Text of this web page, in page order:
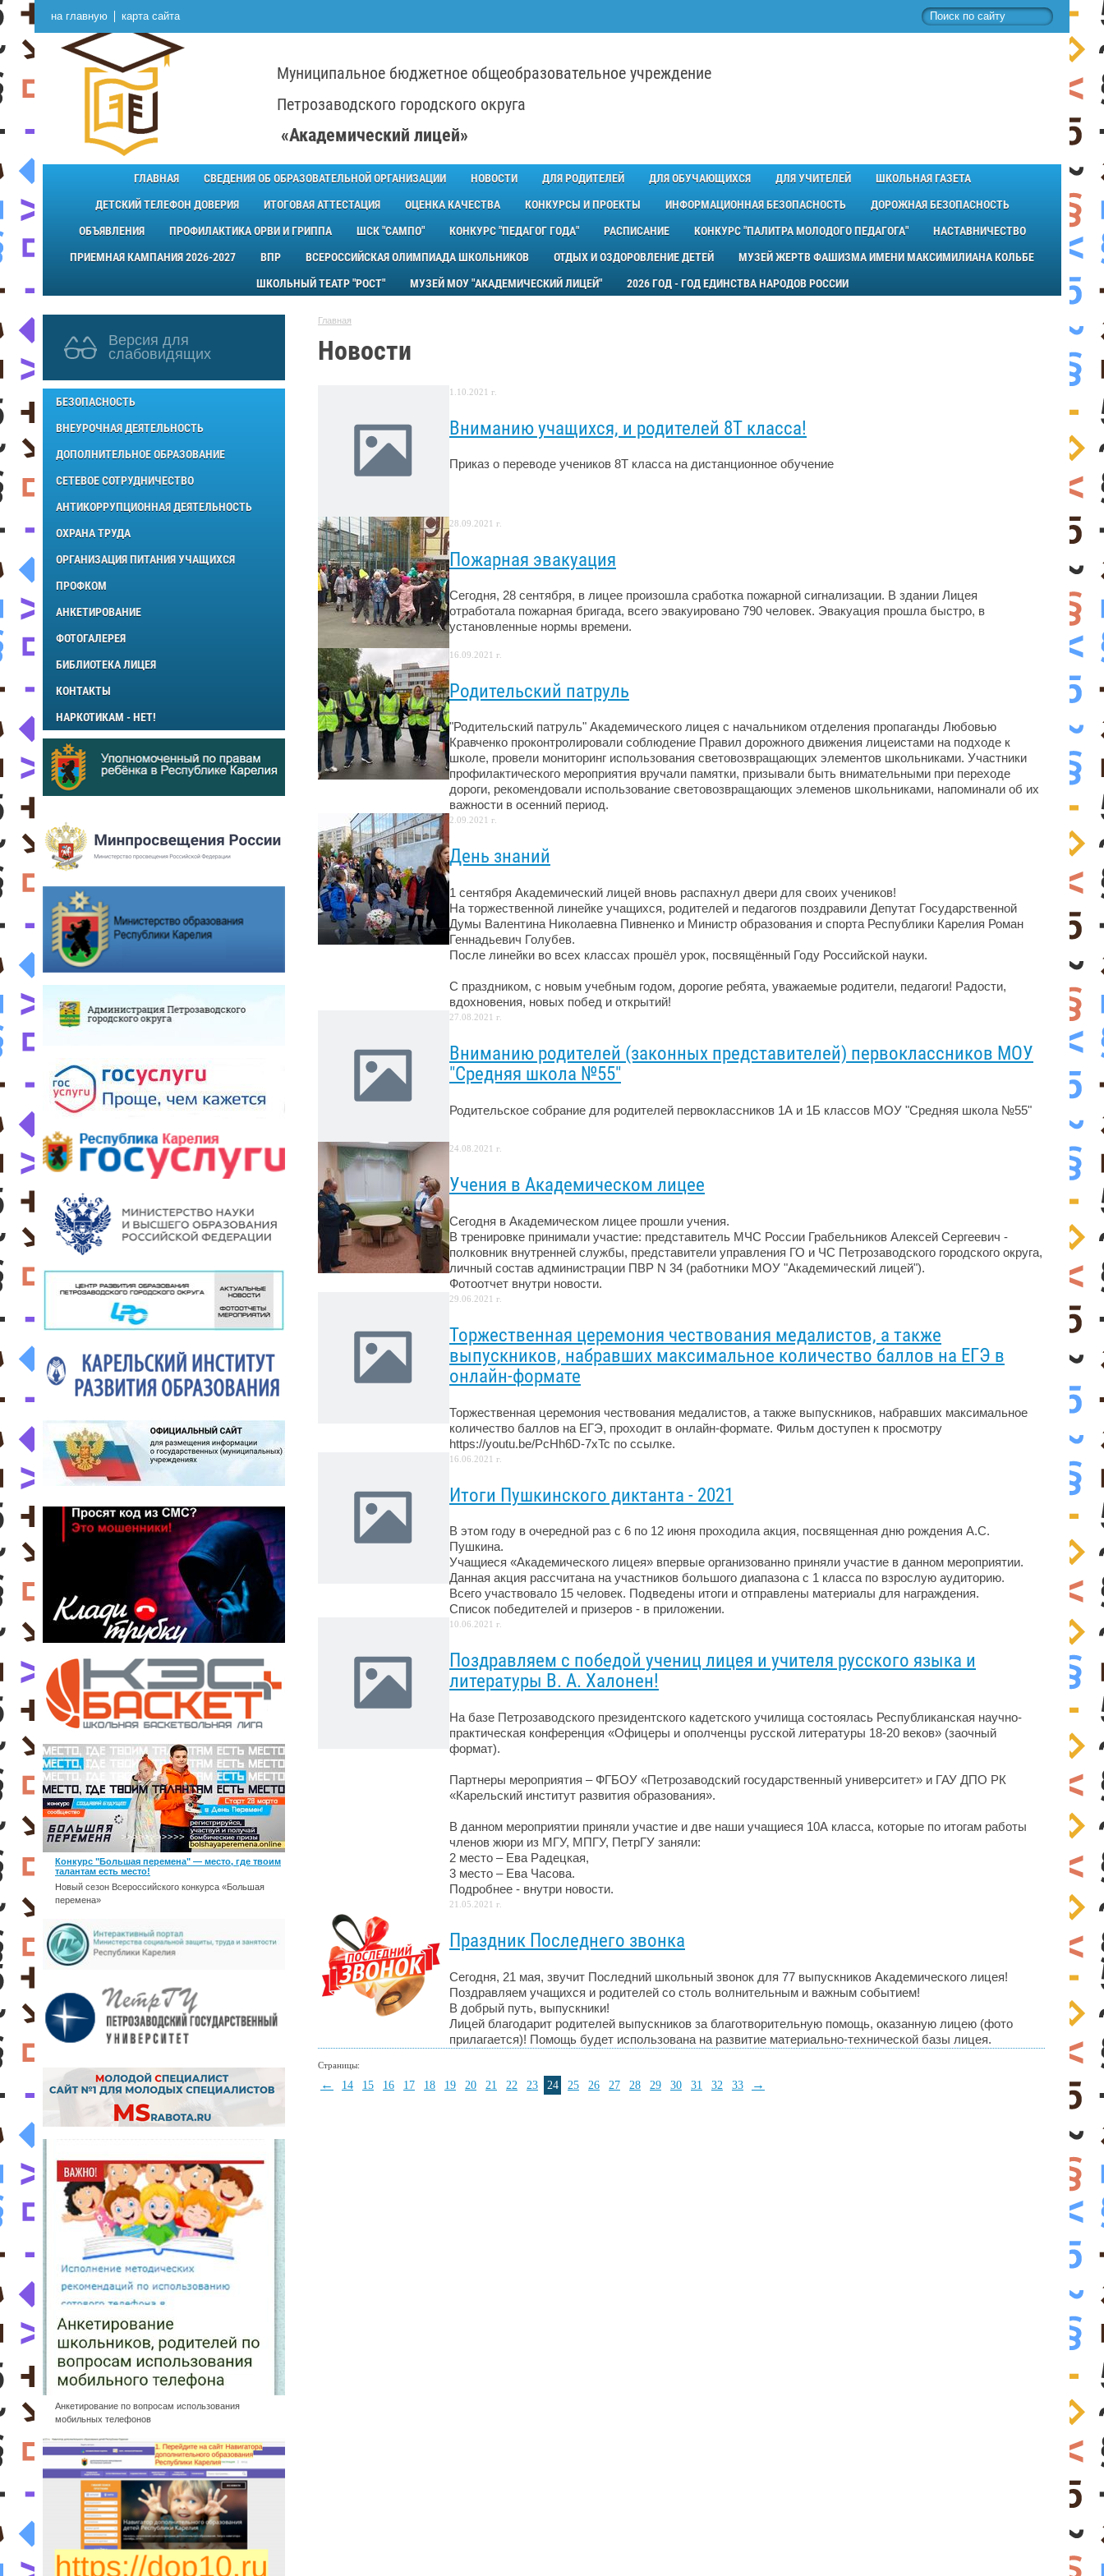
на главную карта сайта
Муниципальное бюджетное общеобразовательное учреждение
Петрозаводского городского округа
«Академический лицей»
ГЛАВНАЯ СВЕДЕНИЯ ОБ ОБРАЗОВАТЕЛЬНОЙ ОРГАНИЗАЦИИ НОВОСТИ ДЛЯ РОДИТЕЛЕЙ ДЛЯ ОБУЧАЮЩИХСЯ ДЛЯ УЧИТЕЛЕЙ
ШКОЛЬНАЯ ГАЗЕТА
ДЕТСКИЙ ТЕЛЕФОН ДОВЕРИЯ
ИТОГОВАЯ АТТЕСТАЦИЯ ОЦЕНКА КАЧЕСТВА КОНКУРСЫ И ПРОЕКТЫ ИНФОРМАЦИОННАЯ БЕЗОПАСНОСТЬ
ДОРОЖНАЯ БЕЗОПАСНОСТЬ
ОБЪЯВЛЕНИЯ
ПРОФИЛАКТИКА ОРВИ И ГРИППА ШСК "САМПО" КОНКУРС "ПЕДАГОГ ГОДА" РАСПИСАНИЕ КОНКУРС "ПАЛИТРА МОЛОДОГО ПЕДАГОГА"
НАСТАВНИЧЕСТВО
ПРИЕМНАЯ КАМПАНИЯ 2026-2027
ВПР ВСЕРОССИЙСКАЯ ОЛИМПИАДА ШКОЛЬНИКОВ ОТДЫХ И ОЗДОРОВЛЕНИЕ ДЕТЕЙ
МУЗЕЙ ЖЕРТВ ФАШИЗМА ИМЕНИ МАКСИМИЛИАНА КОЛЬБЕ
ШКОЛЬНЫЙ ТЕАТР "РОСТ"
МУЗЕЙ МОУ "АКАДЕМИЧЕСКИЙ ЛИЦЕЙ" 2026 ГОД - ГОД ЕДИНСТВА НАРОДОВ РОССИИ
Версия для
слабовидящих
БЕЗОПАСНОСТЬ
ВНЕУРОЧНАЯ ДЕЯТЕЛЬНОСТЬ
ДОПОЛНИТЕЛЬНОЕ ОБРАЗОВАНИЕ
СЕТЕВОЕ СОТРУДНИЧЕСТВО
АНТИКОРРУПЦИОННАЯ ДЕЯТЕЛЬНОСТЬ
ОХРАНА ТРУДА
ОРГАНИЗАЦИЯ ПИТАНИЯ УЧАЩИХСЯ
ПРОФКОМ
АНКЕТИРОВАНИЕ
ФОТОГАЛЕРЕЯ
БИБЛИОТЕКА ЛИЦЕЯ
КОНТАКТЫ
НАРКОТИКАМ - НЕТ!
Конкурс "Большая перемена" — место, где твоим
талантам есть место!
Новый сезон Всероссийского конкурса «Большая
перемена»
Анкетирование по вопросам использования
мобильных телефонов
Главная
Новости
1.10.2021 г.
Вниманию учащихся, и родителей 8Т класса!
Приказ о переводе учеников 8Т класса на дистанционное обучение
28.09.2021 г.
Пожарная эвакуация
Сегодня, 28 сентября, в лицее произошла сработка пожарной сигнализации. В здании Лицея
отработала пожарная бригада, всего эвакуировано 790 человек. Эвакуация прошла быстро, в
установленные нормы времени.
16.09.2021 г.
Родительский патруль
"Родительский патруль" Академического лицея с начальником отделения пропаганды Любовью
Кравченко проконтролировали соблюдение Правил дорожного движения лицеистами на подходе к
школе, провели мониторинг использования световозвращающих элементов школьниками. Участники
профилактического мероприятия вручали памятки, призывали быть внимательными при переходе
дороги, рекомендовали использование световозвращающих элеменов школьниками, напоминали об их
важности в осенний период.
2.09.2021 г.
День знаний
1 сентября Академический лицей вновь распахнул двери для своих учеников!
На торжественной линейке учащихся, родителей и педагогов поздравили Депутат Государственной
Думы Валентина Николаевна Пивненко и Министр образования и спорта Республики Карелия Роман
Геннадьевич Голубев.
После линейки во всех классах прошёл урок, посвящённый Году Российской науки.
С праздником, с новым учебным годом, дорогие ребята, уважаемые родители, педагоги! Радости,
вдохновения, новых побед и открытий!
27.08.2021 г.
Вниманию родителей (законных представителей) первоклассников МОУ
"Средняя школа №55"
Родительское собрание для родителей первоклассников 1А и 1Б классов МОУ "Средняя школа №55"
24.08.2021 г.
Учения в Академическом лицее
Сегодня в Академическом лицее прошли учения.
В тренировке принимали участие: представитель МЧС России Грабельников Алексей Сергеевич -
полковник внутренней службы, представители управления ГО и ЧС Петрозаводского городского округа,
личный состав администрации ПВР N 34 (работники МОУ "Академический лицей").
Фотоотчет внутри новости.
29.06.2021 г.
Торжественная церемония чествования медалистов, а также
выпускников, набравших максимальное количество баллов на ЕГЭ в
онлайн-формате
Торжественная церемония чествования медалистов, а также выпускников, набравших максимальное
количество баллов на ЕГЭ, проходит в онлайн-формате. Фильм доступен к просмотру
https://youtu.be/PcHh6D-7xTc по ссылке.
16.06.2021 г.
Итоги Пушкинского диктанта - 2021
В этом году в очередной раз с 6 по 12 июня проходила акция, посвященная дню рождения А.С.
Пушкина.
Учащиеся «Академического лицея» впервые организованно приняли участие в данном мероприятии.
Данная акция рассчитана на участников большого диапазона с 1 класса по взрослую аудиторию.
Всего участвовало 15 человек. Подведены итоги и отправлены материалы для награждения.
Список победителей и призеров - в приложении.
10.06.2021 г.
Поздравляем с победой учениц лицея и учителя русского языка и
литературы В. А. Халонен!
На базе Петрозаводского президентского кадетского училища состоялась Республиканская научно-
практическая конференция «Офицеры и ополченцы русской литературы 18-20 веков» (заочный
формат).
Партнеры мероприятия – ФГБОУ «Петрозаводский государственный университет» и ГАУ ДПО РК
«Карельский институт развития образования».
В данном мероприятии приняли участие и две наши учащиеся 10А класса, которые по итогам работы
членов жюри из МГУ, МПГУ, ПетрГУ заняли:
2 место – Ева Радецкая, ​
3 место – Ева Часова.
Подробнее - внутри новости.
21.05.2021 г.
Праздник Последнего звонка
Сегодня, 21 мая, звучит Последний школьный звонок для 77 выпускников Академического лицея!
Поздравляем учащихся и родителей со столь волнительным и важным событием!
В добрый путь, выпускники!
Лицей благодарит родителей выпускников за благотворительную помощь, оказанную лицею (фото
прилагается)! Помощь будет использована на развитие материально-технической базы лицея.
Страницы:
← 14 15 16 17 18 19 20 21 22 23 24 25 26 27 28 29 30 31 32 33 →